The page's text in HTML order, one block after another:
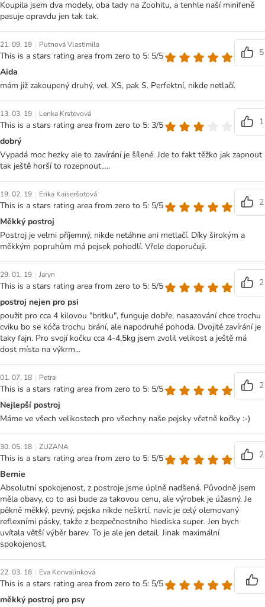
Koupila jsem dva modely, oba tady na Zoohitu, a tenhle naší minifeně
pasuje opravdu jen tak tak.
21. 09. 19 | Putnová Vlastimila
This is a stars rating area from zero to 5: 5/5
5
Aida
mám již zakoupený druhý, vel. XS, pak S. Perfektní, nikde netlačí.
13. 03. 19 | Lenka Krstevová
This is a stars rating area from zero to 5: 3/5
1
dobrý
Vypadá moc hezky ale to zavírání je šílené. Jde to fakt těžko jak zapnout
tak ještě horší to rozepnout.....
19. 02. 19 | Erika Kaiseršotová
This is a stars rating area from zero to 5: 5/5
2
Měkký postroj
Postroj je velmi příjemný, nikde netáhne ani metlačí. Díky širokým a
měkkým popruhům má pejsek pohodlí. Vřele doporučuji.
29. 01. 19 | Jaryn
This is a stars rating area from zero to 5: 5/5
2
postroj nejen pro psi
použit pro cca 4 kilovou "britku", funguje dobře, nasazování chce trochu
cviku bo se kóča trochu brání, ale napodruhé pohoda. Dvojité zavírání je
taky fajn. Pro svojí kočku cca 4-4,5kg jsem zvolil velikost a ještě má
dost místa na výkrm...
01. 07. 18 | Petra
This is a stars rating area from zero to 5: 5/5
2
Nejlepší postroj
Máme ve všech velikostech pro všechny naše pejsky včetně kočky :-)
30. 05. 18 | ZUZANA
This is a stars rating area from zero to 5: 5/5
2
Bernie
Absolutní spokojenost, z postroje jsme úplně nadšená. Původně jsem
měla obavy, co to asi bude za takovou cenu, ale výrobek je úžasný. Je
pěkně měkký, pevný, pejska nikde neškrtí, navíc je celý olemovaný
reflexními pásky, takže z bezpečnostního hlediska super. Jen bych
uvítala větší výběr barev. To je ale jen detail. Jinak maximální
spokojenost.
22. 03. 18 | Eva Konvalinková
This is a stars rating area from zero to 5: 5/5
měkký postroj pro psy